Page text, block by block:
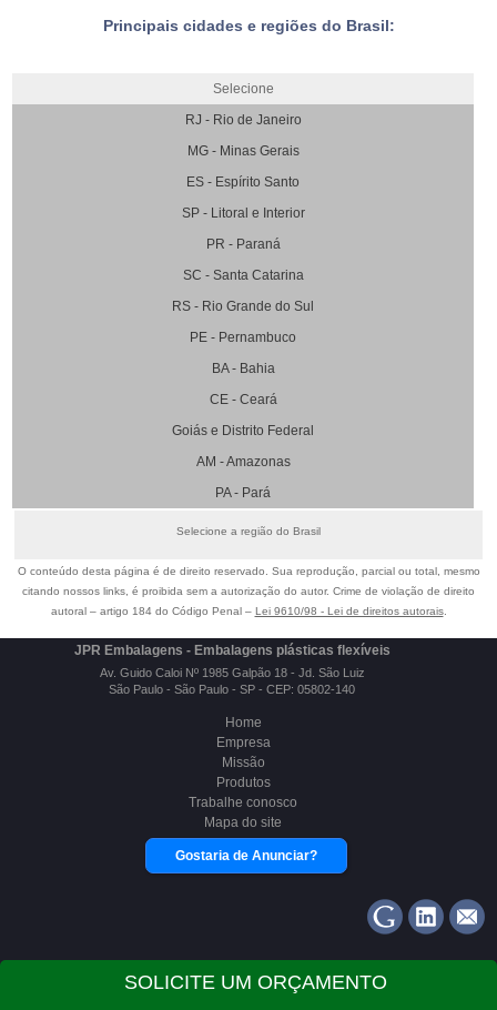
SOLICITE UM ORÇAMENTO
Principais cidades e regiões do Brasil:
Selecione
RJ - Rio de Janeiro
MG - Minas Gerais
ES - Espírito Santo
SP - Litoral e Interior
PR - Paraná
SC - Santa Catarina
RS - Rio Grande do Sul
PE - Pernambuco
BA - Bahia
CE - Ceará
Goiás e Distrito Federal
AM - Amazonas
PA - Pará
Selecione a região do Brasil
O conteúdo desta página é de direito reservado. Sua reprodução, parcial ou total, mesmo
citando nossos links, é proibida sem a autorização do autor. Crime de violação de direito
autoral – artigo 184 do Código Penal – Lei 9610/98 - Lei de direitos autorais.
JPR Embalagens - Embalagens plásticas flexíveis
Av. Guido Caloi Nº 1985 Galpão 18 - Jd. São Luiz
São Paulo - São Paulo - SP - CEP: 05802-140
Home
Empresa
Missão
Produtos
Trabalhe conosco
Mapa do site
Gostaria de Anunciar?
Copyright Â© JPR Embalagens. (Lei 9610 de 19/02/1998)